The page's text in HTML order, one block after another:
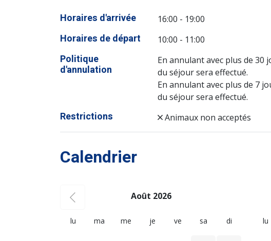
Horaires d'arrivée 16:00 - 19:00
Horaires de départ 10:00 - 11:00
Politique
d'annulation
En annulant avec plus de 30
du séjour sera effectué.
En annulant avec plus de 7
du séjour sera effectué.
Restrictions Animaux non acceptés
Calendrier
Août 2026
lu ma me je ve sa di lu